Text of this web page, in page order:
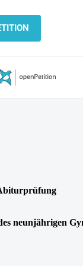
neunjährigen